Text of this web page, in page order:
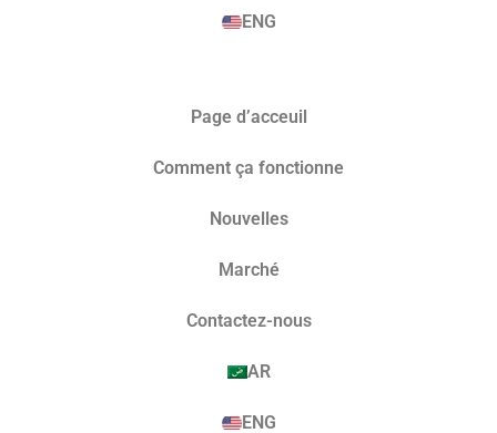
ENG
Page d’acceuil
Comment ça fonctionne
Nouvelles
Marché​
Contactez-nous
AR
ENG